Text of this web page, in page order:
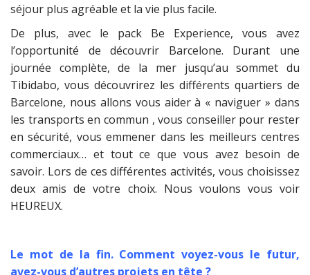
séjour plus agréable et la vie plus facile.
De plus, avec le pack Be Experience, vous avez
l’opportunité de découvrir Barcelone. Durant une
journée complète, de la mer jusqu’au sommet du
Tibidabo, vous découvrirez les différents quartiers de
Barcelone, nous allons vous aider à « naviguer » dans
les transports en commun , vous conseiller pour rester
en sécurité, vous emmener dans les meilleurs centres
commerciaux… et tout ce que vous avez besoin de
savoir. Lors de ces différentes activités, vous choisissez
deux amis de votre choix. Nous voulons vous voir
HEUREUX.
Le mot de la fin. Comment voyez-vous le futur,
avez-vous d’autres projets en tête ?